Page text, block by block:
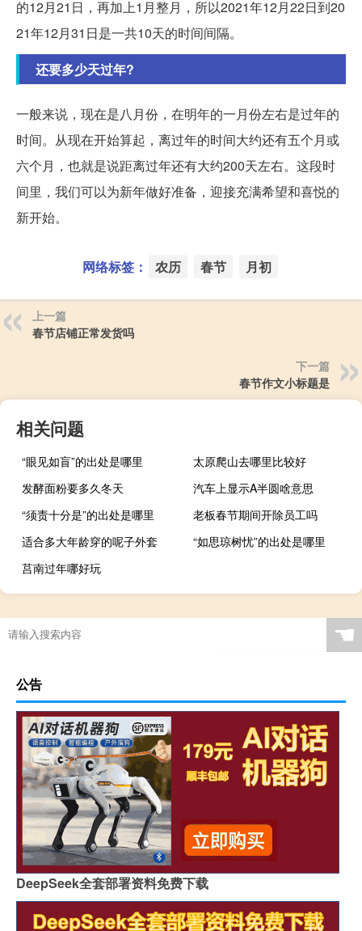
的12月21日，再加上1月整月，所以2021年12月22日到20
21年12月31日是一共10天的时间间隔。
还要多少天过年?
一般来说，现在是八月份，在明年的一月份左右是过年的
时间。从现在开始算起，离过年的时间大约还有五个月或
六个月，也就是说距离过年还有大约200天左右。这段时
间里，我们可以为新年做好准备，迎接充满希望和喜悦的
新开始。
网络标签： 农历 春节 月初
上一篇
春节店铺正常发货吗
下一篇
春节作文小标题是
相关问题
“眼见如盲”的出处是哪里
太原爬山去哪里比较好
发酵面粉要多久冬天
汽车上显示A半圆啥意思
“须责十分是”的出处是哪里
老板春节期间开除员工吗
适合多大年龄穿的呢子外套
“如思琼树忧”的出处是哪里
莒南过年哪好玩
☚
公告
DeepSeek全套部署资料免费下载